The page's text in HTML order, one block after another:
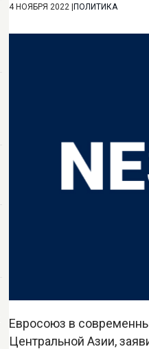
4 НОЯБРЯ 2022 ПОЛИТИКА
Евросоюз в
Центральной Азии,